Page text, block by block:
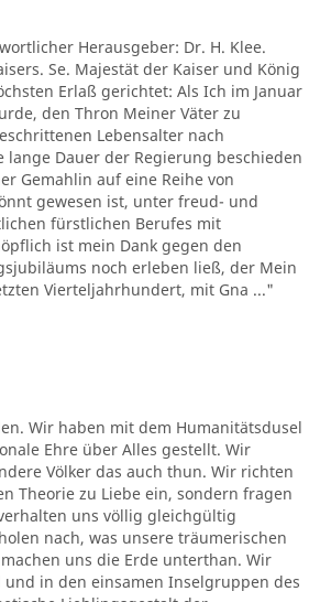
Herausgeber: Dr. H. Klee.
Se. Majestät der Kaiser und König
Erlaß gerichtet: Als Ich im Januar
den Thron Meiner Väter zu
Lebensalter nach
Dauer der Regierung beschieden
Gemahlin auf eine Reihe von
gewesen ist, unter freud- und
fürstlichen Berufes mit
ist mein Dank gegen den
noch erleben ließ, der Mein
Vierteljahrhundert, mit Gna ..."
Wir haben mit dem Humanitätsdusel
Ehre über Alles gestellt. Wir
Völker das auch thun. Wir richten
Theorie zu Liebe ein, sondern fragen
uns völlig gleichgültig
nach, was unsere träumerischen
uns die Erde unterthan. Wir
in den einsamen Inselgruppen des